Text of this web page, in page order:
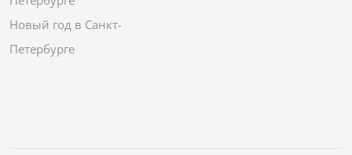
Новый год в Санкт-
Петербурге